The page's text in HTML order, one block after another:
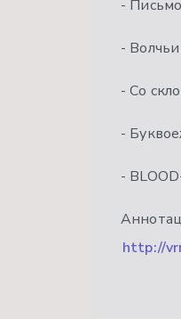
-
-
- Со
-
-
http://